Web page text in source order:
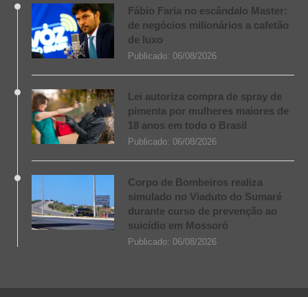
Fábio Faria no escândalo Master:
de negócios milionários a cafetão
de luxo
Publicado: 06/08/2026
Lei autoriza compra de spray de
pimenta por mulheres maiores de
18 anos em todo o Brasil
Publicado: 06/08/2026
Corpo de Bombeiros realiza
simulado no Viaduto do Sumaré
durante curso de prevenção ao
suicídio em Mossoró
Publicado: 06/08/2026